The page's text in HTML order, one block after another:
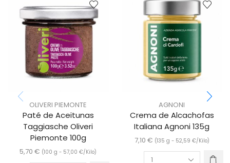
OLIVERI PIEMONTE
Paté de Aceitunas
Taggiasche Oliveri
Piemonte 100g
5,70€ (100 g - 57,00€/Kilo)
AGNONI
Crema de Alcachofas
Italiana Agnoni 135g
7,10 € (135 g - 52,59 €/Kilo)